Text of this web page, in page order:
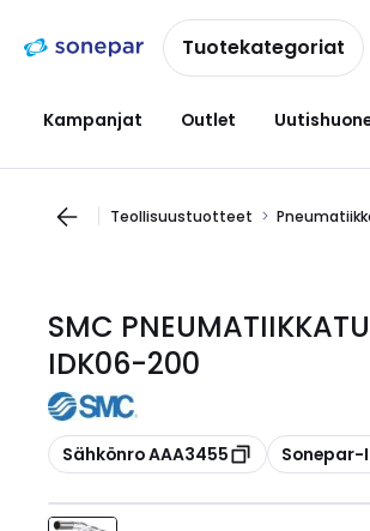
navigointiinsisältöönTuotekategoriat
Kampanjat Outlet
Teollisuustuotteet
SMC
IDK06-200
Kopioi
Sähkönro AAA3455 Kopioi
Sonepar-